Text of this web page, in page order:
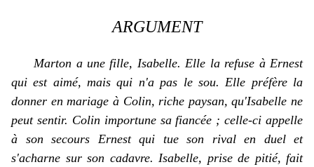
ARGUMENT
Marton a une fille, Isabelle. Elle la refuse à Ernest
qui est aimé, mais qui n'a pas le sou. Elle préfère la
donner en mariage à Colin, riche paysan, qu'Isabelle ne
peut sentir. Colin importune sa fiancée ; celle-ci appelle
à son secours Ernest qui tue son rival en duel et
s'acharne sur son cadavre. Isabelle, prise de pitié, fait